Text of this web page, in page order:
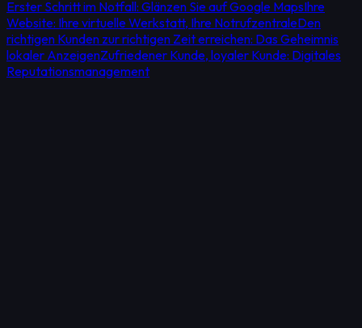
Erster Schritt im Notfall: Glänzen Sie auf Google MapsIhre
Website: Ihre virtuelle Werkstatt, Ihre NotrufzentraleDen
richtigen Kunden zur richtigen Zeit erreichen: Das Geheimnis
lokaler AnzeigenZufriedener Kunde, loyaler Kunde: Digitales
Reputationsmanagement